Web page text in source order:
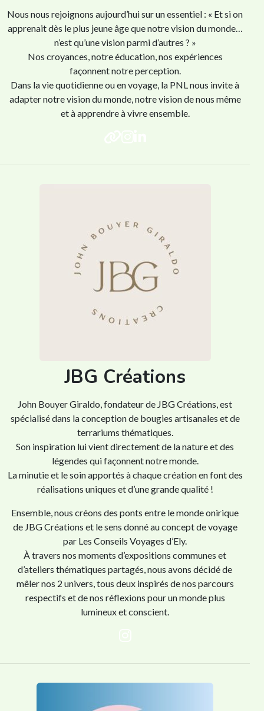
Nous nous rejoignons aujourd’hui sur un essentiel : « Et si on
apprenait dès le plus jeune âge que notre vision du monde…
n’est qu’une vision parmi d’autres ? »
Nos croyances, notre éducation, nos expériences
façonnent notre perception.
Dans la vie quotidienne ou en voyage, la PNL nous invite à
adapter notre vision du monde, notre vision de nous même
et à apprendre à vivre ensemble.
JBG Créations
John Bouyer Giraldo, fondateur de JBG Créations, est
spécialisé dans la conception de bougies artisanales et de
terrariums thématiques.
Son inspiration lui vient directement de la nature et des
légendes qui façonnent notre monde.
La minutie et le soin apportés à chaque création en font des
réalisations uniques et d’une grande qualité !
Ensemble, nous créons des ponts entre le monde onirique
de JBG Créations et le sens donné au concept de voyage
par Les Conseils Voyages d’Ely.
À travers nos moments d’expositions communes et
d’ateliers thématiques partagés, nous avons décidé de
mêler nos 2 univers, tous deux inspirés de nos parcours
respectifs et de nos réflexions pour un monde plus
lumineux et conscient.